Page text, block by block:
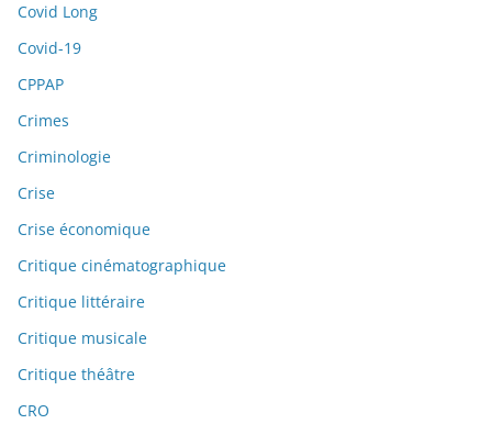
Covid Long
Covid-19
CPPAP
Crimes
Criminologie
Crise
Crise économique
Critique cinématographique
Critique littéraire
Critique musicale
Critique théâtre
CRO